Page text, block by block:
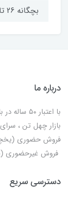
بچگانه 26 تا 30 (۲۴ جفت)
درباره ما
با اعتبار ۵۰ ساله در بازار تهران در خدمت مشتریان گرامی هستیم.
بازار چهل تن ،
فروش حضوری (یخچالی):
فروش غیرحضوری (پارز) :
دسترسی سریع